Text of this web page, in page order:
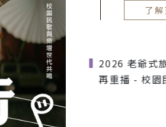
了
2026 老爺式
再重播 - 校園